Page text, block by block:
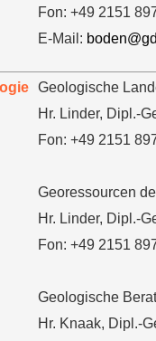
Fon: +49 2151
E-Mail:
Geologische
Hr. Linder, Dipl.-
Fon: +49 2151
Georessourcen
Hr. Linder, Dipl.-
Fon: +49 2151
Geologische
Hr. Knaak, Dipl.-